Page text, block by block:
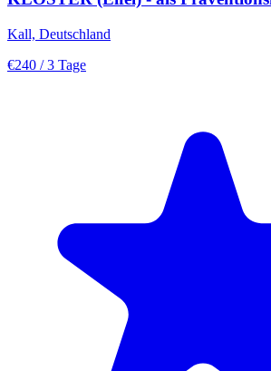
Kall, Deutschland
€240 / 3 Tage